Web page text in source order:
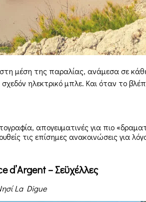
μέση της παραλίας, ανάμεσα σε
ηλεκτρικό μπλε. Και όταν το
απογευματινές για πιο
τις επίσημες ανακοινώσεις για
d’Argent – Σεϋχέλλες
La Digue